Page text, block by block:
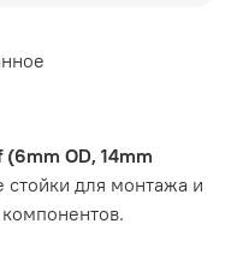
OD, 14mm
для монтажа и